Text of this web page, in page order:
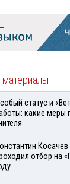
статус и
какие меры
отбор на